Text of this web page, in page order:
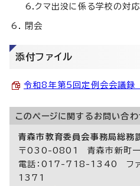
6.クマ出没に係る学校の対
閉会
添付ファイル
令和8年第5回定例会会議
このページに関する お問い合わ
青森市教育委員会事務局総務
〒030-0801 青森市新町
電話：017-718-1340 フ
1371